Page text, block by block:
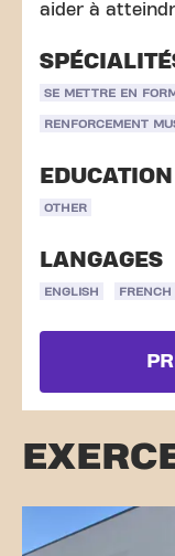
aider à
SE METTRE EN
RENFORCEMENT
EDUCATION
OTHER
LANGAGES
ENGLISH FRENCH